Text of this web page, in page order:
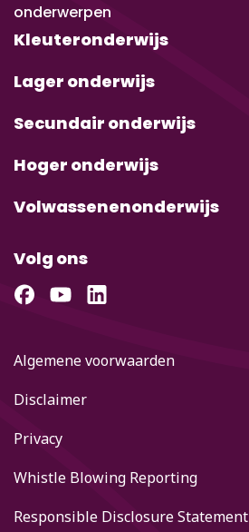
onderwerpen
Kleuteronderwijs
Lager onderwijs
Secundair onderwijs
Hoger onderwijs
Volwassenenonderwijs
Volg ons
Algemene voorwaarden
Disclaimer
Privacy
Whistle Blowing Reporting
Responsible Disclosure Statement